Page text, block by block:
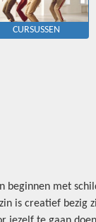
CURSUSSEN
beginnen met
is creatief bezig